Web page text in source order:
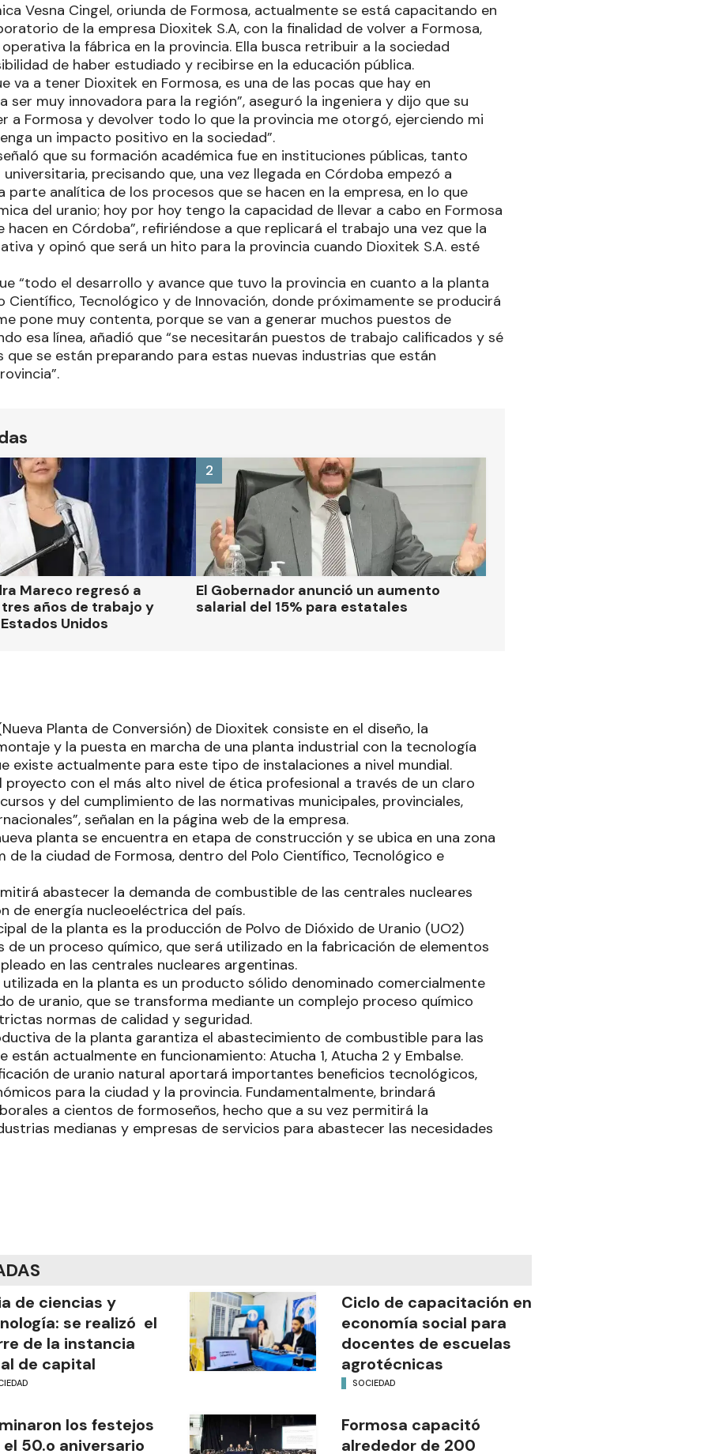
Vesna Cingel, oriunda de Formosa, actualmente se está capacitando en
de la empresa Dioxitek S.A, con la finalidad de volver a Formosa,
la fábrica en la provincia. Ella busca retribuir a la sociedad
de haber estudiado y recibirse en la educación pública.
va a tener Dioxitek en Formosa, es una de las pocas que hay en
ser muy innovadora para la región”, aseguró la ingeniera y dijo que su
a Formosa y devolver todo lo que la provincia me otorgó, ejerciendo mi
un impacto positivo en la sociedad”.
que su formación académica fue en instituciones públicas, tanto
precisando que, una vez llegada en Córdoba empezó a
parte analítica de los procesos que se hacen en la empresa, en lo que
del uranio; hoy por hoy tengo la capacidad de llevar a cabo en Formosa
hacen en Córdoba”, refiriéndose a que replicará el trabajo una vez que la
y opinó que será un hito para la provincia cuando Dioxitek S.A. esté
“todo el desarrollo y avance que tuvo la provincia en cuanto a la planta
Científico, Tecnológico y de Innovación, donde próximamente se producirá
pone muy contenta, porque se van a generar muchos puestos de
esa línea, añadió que “se necesitarán puestos de trabajo calificados y sé
que se están preparando para estas nuevas industrias que están
Mareco regresó a
años de trabajo y
Unidos
El Gobernador anunció un aumento
salarial del 15% para estatales
2
Planta de Conversión) de Dioxitek consiste en el diseño, la
y la puesta en marcha de una planta industrial con la tecnología
existe actualmente para este tipo de instalaciones a nivel mundial.
proyecto con el más alto nivel de ética profesional a través de un claro
y del cumplimiento de las normativas municipales, provinciales,
señalan en la página web de la empresa.
planta se encuentra en etapa de construcción y se ubica en una zona
de la ciudad de Formosa, dentro del Polo Científico, Tecnológico e
abastecer la demanda de combustible de las centrales nucleares
de energía nucleoeléctrica del país.
de la planta es la producción de Polvo de Dióxido de Uranio (UO2)
un proceso químico, que será utilizado en la fabricación de elementos
en las centrales nucleares argentinas.
en la planta es un producto sólido denominado comercialmente
de uranio, que se transforma mediante un complejo proceso químico
normas de calidad y seguridad.
de la planta garantiza el abastecimiento de combustible para las
están actualmente en funcionamiento: Atucha 1, Atucha 2 y Embalse.
de uranio natural aportará importantes beneficios tecnológicos,
para la ciudad y la provincia. Fundamentalmente, brindará
a cientos de formoseños, hecho que a su vez permitirá la
medianas y empresas de servicios para abastecer las necesidades
de ciencias y
se realizó el
de la instancia
de capital
Ciclo de capacitación en
economía social para
docentes de escuelas
agrotécnicas
SOCIEDAD
los festejos
50.o aniversario
Formosa capacitó
alrededor de 200